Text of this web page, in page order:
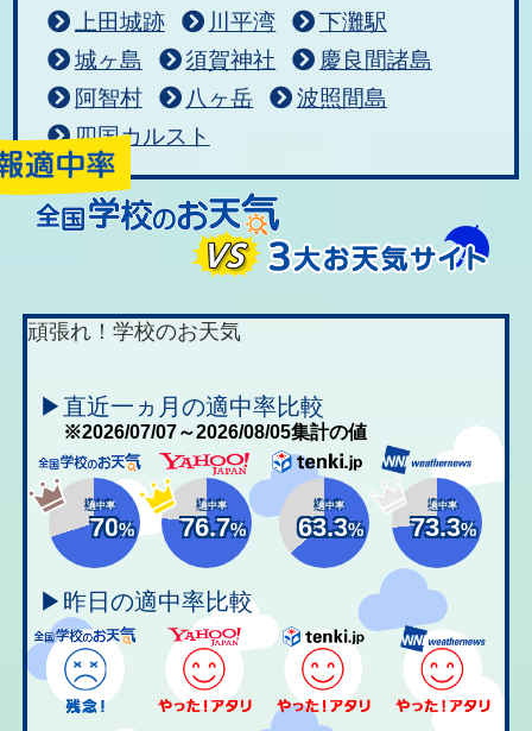
上田城跡
川平湾
下灘駅
城ヶ島
須賀神社
慶良間諸島
阿智村
八ヶ岳
波照間島
四国カルスト
頑張れ！学校のお天気
▶直近一ヵ月の適中率比較
※2026/07/07～2026/08/05集計の値
適中率
70%
適中率
76.7%
適中率
63.3%
適中率
73.3%
▶昨日の適中率比較